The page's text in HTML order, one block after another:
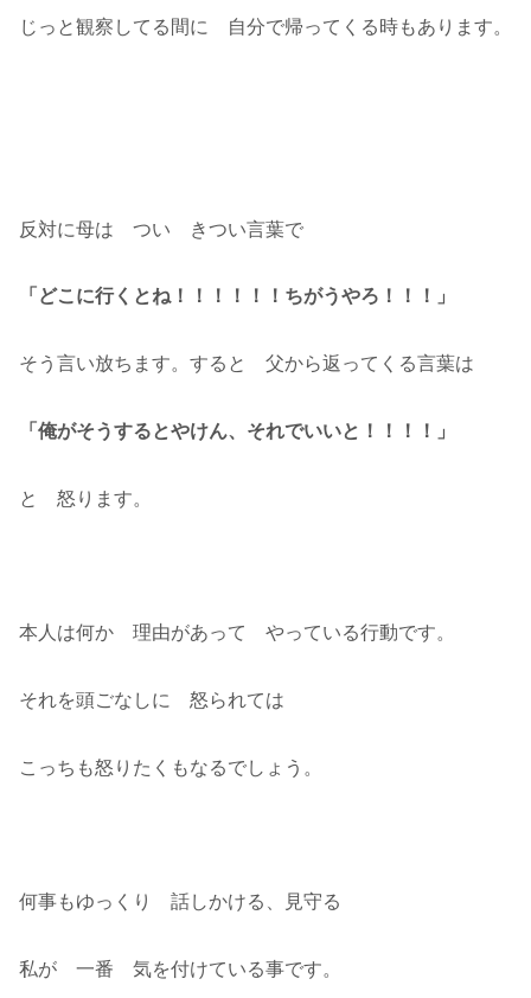
じっと観察してる間に 自分で帰ってくる時もあります。
反対に母は つい きつい言葉で
「どこに行くとね！！！！！！ちがうやろ！！！」
そう言い放ちます。すると 父から返ってくる言葉は
「俺がそうするとやけん、それでいいと！！！！」
と 怒ります。
本人は何か 理由があって やっている行動です。
それを頭ごなしに 怒られては
こっちも怒りたくもなるでしょう。
何事もゆっくり 話しかける、見守る
私が 一番 気を付けている事です。